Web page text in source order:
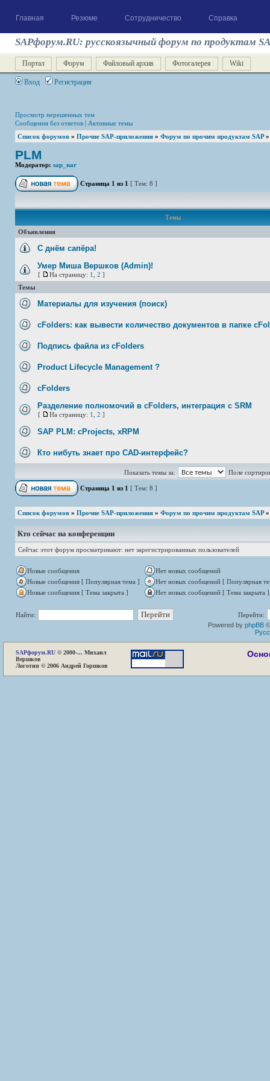
Главная Резюме Сотрудничество Справка
SAPфорум.RU: русскоязычный форум по продуктам
Портал Форум Файловый архив Фотогалерея Wiki
Вход Регистрация
Просмотр нерешенных тем
Сообщения без ответов | Активные темы
Список форумов » Прочие SAP-приложения » Форум по прочим продуктам SAP
PLM
Модератор: sap_nar
Страница 1 из 1 [ Тем: 8 ]
Темы
Объявления
С днём сапёра!
Умер Миша Вершков (Admin)!
[ На страницу: 1 2 ]
Темы
Материалы для изучения (поиск)
cFolders: как вывести количество документов в папке
Подпись файла из cFolders
Product Lifecycle Management ?
cFolders
Разделение полномочий в cFolders, интеграция с SRM
[ На страницу: 1 2 ]
SAP PLM: cProjects, xRPM
Кто нибуть знает про CAD-интерфейс?
Показать темы за: Поле
Страница 1 из 1 [ Тем: 8 ]
Список форумов » Прочие SAP-приложения » Форум по прочим продуктам SAP
Кто сейчас на конференции
Сейчас этот форум просматривают: нет зарегистрированных пользователей
Новые сообщения
Нет новых сообщений
Новые сообщения [ Популярная тема ]
Нет новых сообщений [ Популярная
Новые сообщения [ Тема закрыта ]
Нет новых сообщений [ Тема закрыта ]
Найти:
Перейти:
Powered by phpBB
SAPфорум.RU © 2000-... Михаил
Вершков
Логотип © 2006 Андрей Горшков